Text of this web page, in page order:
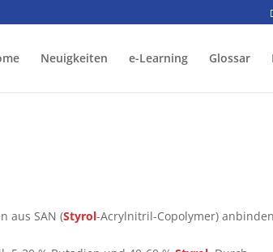
Neuigkeiten e-Learning Glossar
aus SAN (Styrol-Acrylnitril-Copolymer)